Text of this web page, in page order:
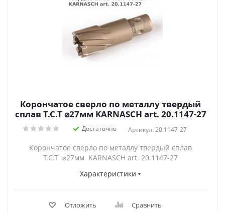
Корончатое сверло по металлу твердый
сплав Т.С.Т ⌀27мм KARNASCH art. 20.1147-27
Достаточно Артикул: 20.1147-27
Корончатое сверло по металлу твердый сплав
Т.С.Т ⌀27мм KARNASCH art. 20.1147-27
Характеристики
Отложить Сравнить